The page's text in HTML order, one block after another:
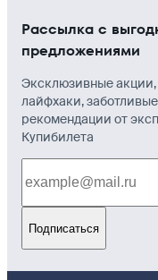
Рассылка с
предложениями
Эксклюзивные
лайфхаки, заботливые
рекомендации от
Купибилета
Подписаться